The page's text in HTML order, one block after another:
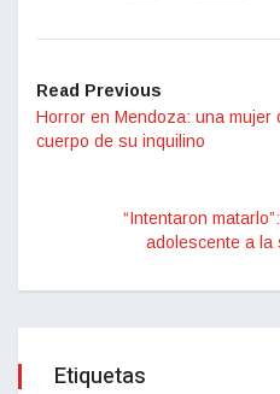
Read Previous
Horror en Mendoza: una mujer
cuerpo de su inquilino
“Intentaron
adolescente a la
Etiquetas